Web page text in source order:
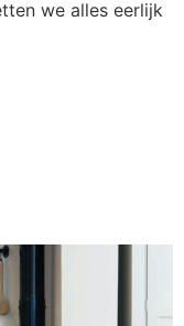
we alles eerlijk